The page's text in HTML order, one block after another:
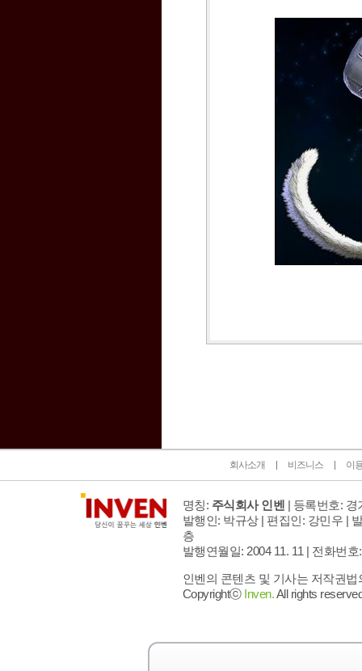
회사소개 비즈니스 이
명칭: 주식회사 인벤 | 등록번호: 경
발행인: 박규상 | 편집인: 강민우 |
층
발행연월일: 2004 11. 11 | 전화번호
인벤의 콘텐츠 및 기사는 저작권
Copyrightⓒ Inven.All rights